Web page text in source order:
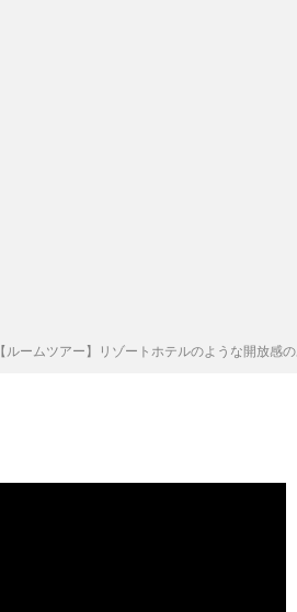
【ルームツアー】リゾートホテルのような開放